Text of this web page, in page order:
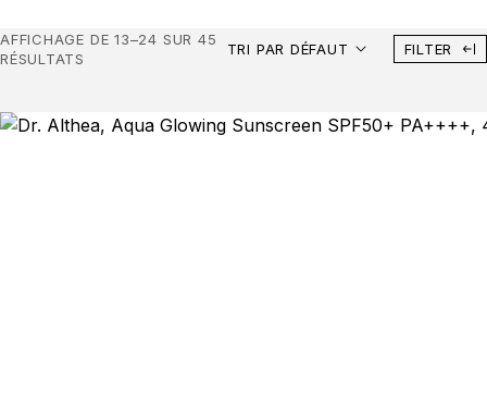
AFFICHAGE DE 13–24 SUR 45
RÉSULTATS
TRI PAR DÉFAUT FILTER